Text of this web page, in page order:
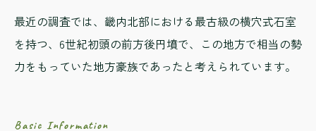
最近の調査では、畿内北部における最古級の横穴式石室
を持つ、6世紀初頭の前方後円墳で、この地方で相当の勢
力をもっていた地方豪族であったと考えられています。
Basic Information